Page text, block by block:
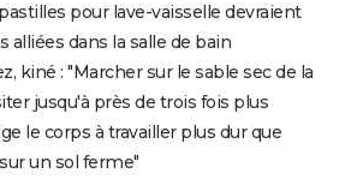
pour lave-vaisselle devraient
alliées dans la salle de bain
kiné : "Marcher sur le sable sec de la
jusqu'à près de trois fois plus
le corps à travailler plus dur que
un sol ferme"